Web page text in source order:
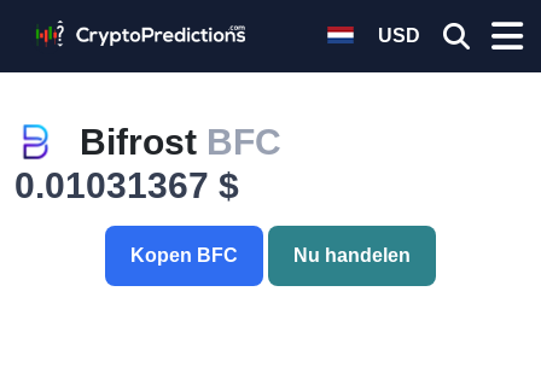
USD
Bifrost BFC
0.01031367 $
Kopen BFC Nu handelen